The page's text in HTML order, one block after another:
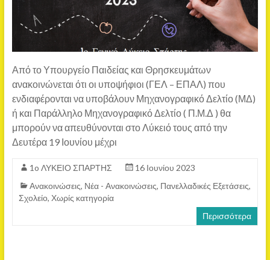
Από το Υπουργείο Παιδείας και Θρησκευμάτων
ανακοινώνεται ότι οι υποψήφιοι (ΓΕΛ – ΕΠΑΛ) που
ενδιαφέρονται να υποβάλουν Μηχανογραφικό Δελτίο (ΜΔ)
ή και Παράλληλο Μηχανογραφικό Δελτίο ( Π.Μ.Δ ) θα
μπορούν να απευθύνονται στο Λύκειό τους από την
Δευτέρα 19 Ιουνίου μέχρι
1o ΛΥΚΕΙΟ ΣΠΑΡΤΗΣ
16 Ιουνίου 2023
Ανακοινώσεις, Νέα - Ανακοινώσεις, Πανελλαδικές Εξετάσεις,
Σχολείο, Χωρίς κατηγορία
Περισσότερα